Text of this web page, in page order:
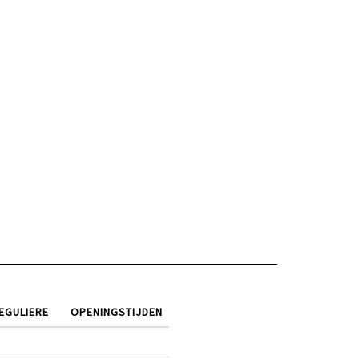
OPENINGSTIJDEN